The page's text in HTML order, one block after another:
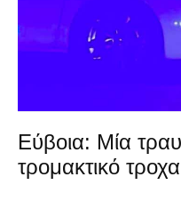
Εύβοια: Μία
τρομακτικό